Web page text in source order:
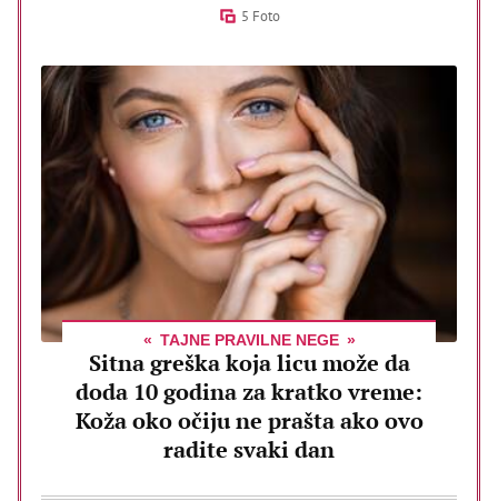
5 Foto
TAJNE PRAVILNE NEGE
Sitna greška koja licu može da
doda 10 godina za kratko vreme:
Koža oko očiju ne prašta ako ovo
radite svaki dan